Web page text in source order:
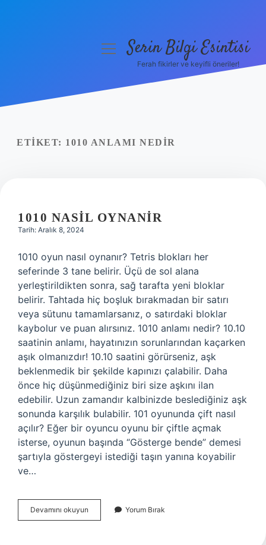
Yasal Uyarı
menüyüSerin Bilgi Esintisi
Ferah fikirler ve keyifli öneriler!
ETIKET: 1010 ANLAMI NEDIR
1010 NASIL OYNANIR
Tarih: Aralık 8, 2024
1010 oyun nasıl oynanır? Tetris blokları her
seferinde 3 tane belirir. Üçü de sol alana
yerleştirildikten sonra, sağ tarafta yeni bloklar
belirir. Tahtada hiç boşluk bırakmadan bir satırı
veya sütunu tamamlarsanız, o satırdaki bloklar
kaybolur ve puan alırsınız. 1010 anlamı nedir? 10.10
saatinin anlamı, hayatınızın sorunlarından kaçarken
aşık olmanızdır! 10.10 saatini görürseniz, aşk
beklenmedik bir şekilde kapınızı çalabilir. Daha
önce hiç düşünmediğiniz biri size aşkını ilan
edebilir. Uzun zamandır kalbinizde beslediğiniz aşk
sonunda karşılık bulabilir. 101 oyununda çift nasıl
açılır? Eğer bir oyuncu oyunu bir çiftle açmak
isterse, oyunun başında “Gösterge bende” demesi
şartıyla göstergeyi istediği taşın yanına koyabilir
ve…
Devamını okuyun
Nasil
Yorum Bırak